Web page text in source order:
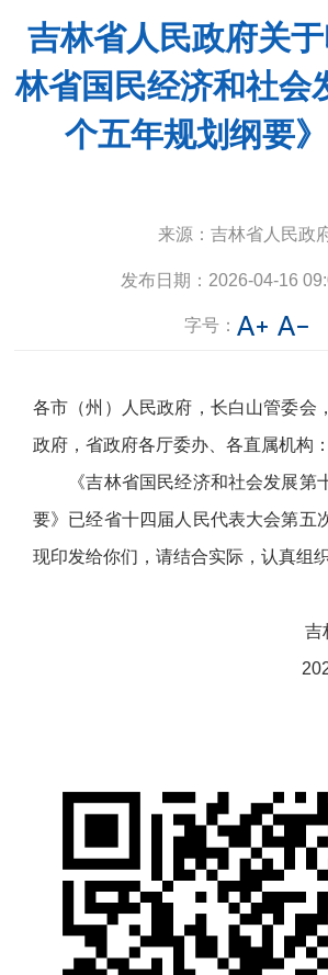
吉林省人民政府关
林省国民经济和社会
个五年规划纲要
来源： 吉林省人民政
发布日期： 2026-04-16
字号：
各市（州）人民政府，长白山管委会
政府，省政府各厅委办、各直属机构：
《吉林省国民经济和社会发展第
要》已经省十四届人民代表大会第五
现印发给你们，请结合实际，认真组织
吉